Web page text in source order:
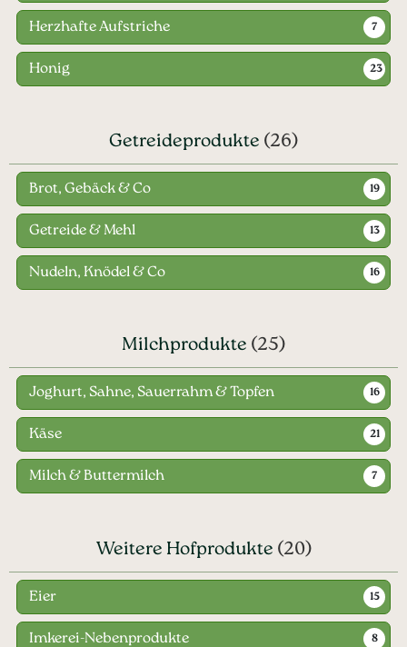
Herzhafte Aufstriche 7
Honig 23
Getreideprodukte (26)
Brot, Gebäck & Co 19
Getreide & Mehl 13
Nudeln, Knödel & Co 16
Milchprodukte (25)
Joghurt, Sahne, Sauerrahm & Topfen 16
Käse 21
Milch & Buttermilch 7
Weitere Hofprodukte (20)
Eier 15
Imkerei-Nebenprodukte 8